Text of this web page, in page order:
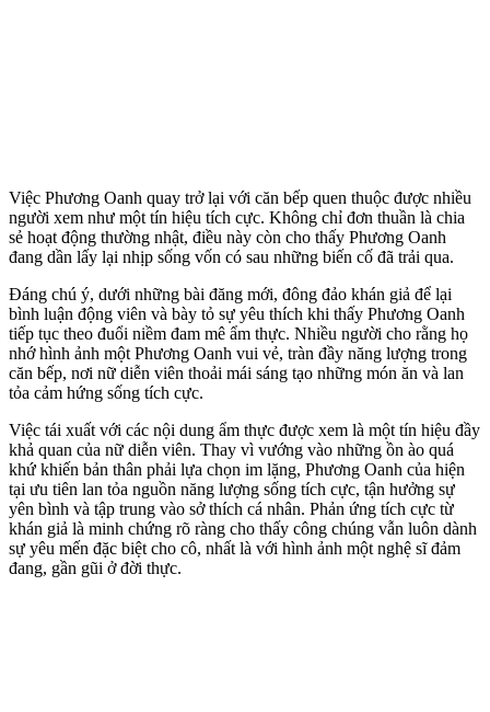
Việc Phương Oanh quay trở lại với căn bếp quen thuộc được nhiều
người xem như một tín hiệu tích cực. Không chỉ đơn thuần là chia
sẻ hoạt động thường nhật, điều này còn cho thấy Phương Oanh
đang dần lấy lại nhịp sống vốn có sau những biến cố đã trải qua.
Đáng chú ý, dưới những bài đăng mới, đông đảo khán giả để lại
bình luận động viên và bày tỏ sự yêu thích khi thấy Phương Oanh
tiếp tục theo đuổi niềm đam mê ẩm thực. Nhiều người cho rằng họ
nhớ hình ảnh một Phương Oanh vui vẻ, tràn đầy năng lượng trong
căn bếp, nơi nữ diễn viên thoải mái sáng tạo những món ăn và lan
tỏa cảm hứng sống tích cực.
Việc tái xuất với các nội dung ẩm thực được xem là một tín hiệu đầy
khả quan của nữ diễn viên. Thay vì vướng vào những ồn ào quá
khứ khiến bản thân phải lựa chọn im lặng, Phương Oanh của hiện
tại ưu tiên lan tỏa nguồn năng lượng sống tích cực, tận hưởng sự
yên bình và tập trung vào sở thích cá nhân. Phản ứng tích cực từ
khán giả là minh chứng rõ ràng cho thấy công chúng vẫn luôn dành
sự yêu mến đặc biệt cho cô, nhất là với hình ảnh một nghệ sĩ đảm
đang, gần gũi ở đời thực.